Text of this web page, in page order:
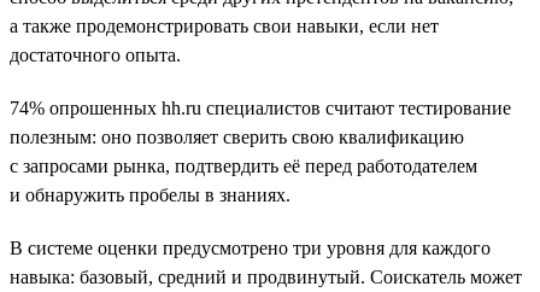
а также продемонстрировать свои навыки, если нет
достаточного опыта.
74% опрошенных hh.ru специалистов считают тестирование
полезным: оно позволяет сверить свою квалификацию
с запросами рынка, подтвердить её перед работодателем
и обнаружить пробелы в знаниях.
В системе оценки предусмотрено три уровня для каждого
навыка: базовый, средний и продвинутый. Соискатель может